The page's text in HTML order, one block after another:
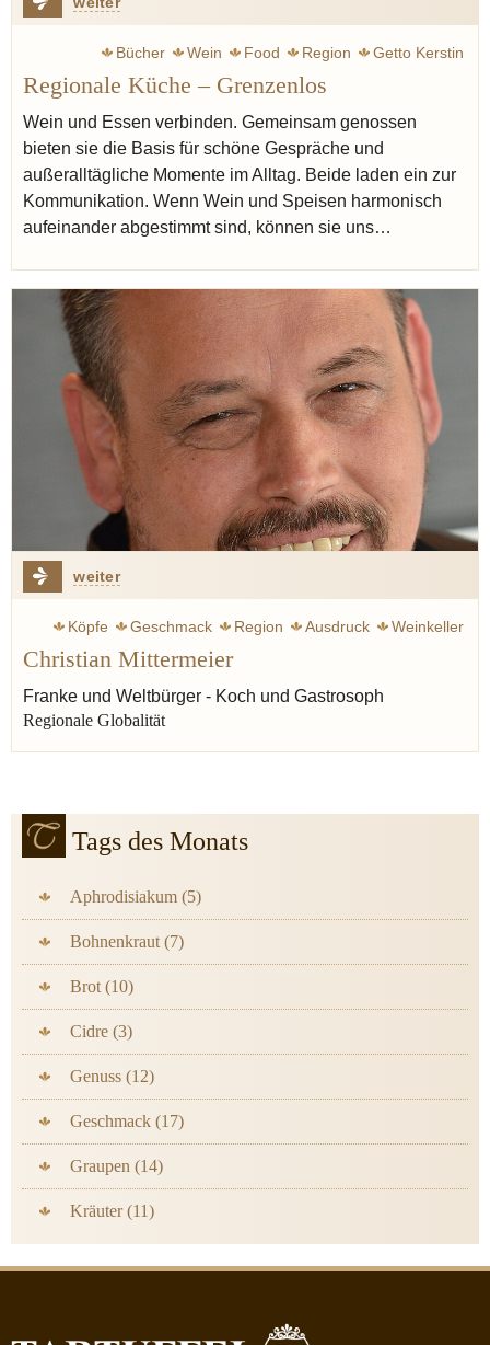
Bücher Wein Food Region Getto Kerstin
Regionale Küche – Grenzenlos
Wein und Essen verbinden. Gemeinsam genossen
bieten sie die Basis für schöne Gespräche und
außeralltägliche Momente im Alltag. Beide laden ein zur
Kommunikation. Wenn Wein und Speisen harmonisch
aufeinander abgestimmt sind, können sie uns…
weiter
Köpfe Geschmack Region Ausdruck Weinkeller
Christian Mittermeier
Franke und Weltbürger - Koch und Gastrosoph
Regionale Globalität
Tags des Monats
Aphrodisiakum (5)
Bohnenkraut (7)
Brot (10)
Cidre (3)
Genuss (12)
Geschmack (17)
Graupen (14)
Kräuter (11)